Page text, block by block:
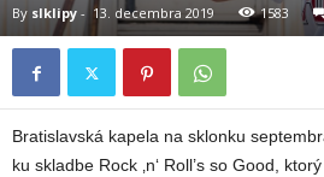
By slklipy - 13. decembra 2019 1583
Bratislavská kapela na sklonku
ku skladbe Rock ‚n‘ Roll’s so Good,